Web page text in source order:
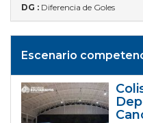
DG : Diferencia de Goles
Escenario